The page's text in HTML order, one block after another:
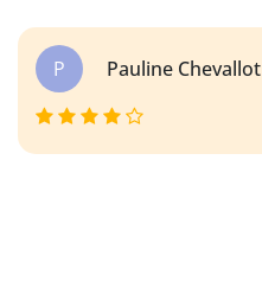
P Pauline Chevallot